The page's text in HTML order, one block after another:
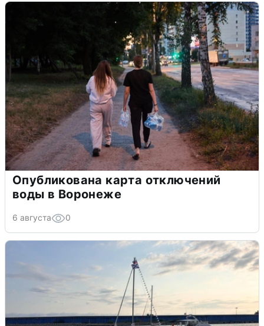
Опубликована карта отключений
воды в Воронеже
6 августа 0